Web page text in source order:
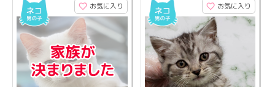
お気に入り お気に入り